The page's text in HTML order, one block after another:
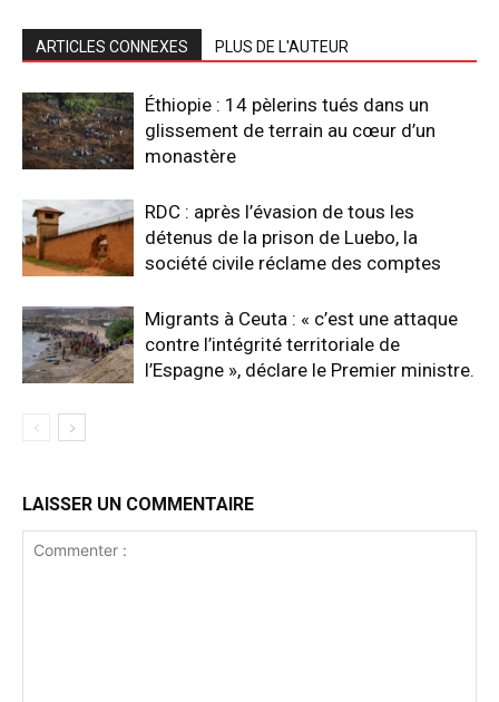
ARTICLES CONNEXES PLUS DE L'AUTEUR
Éthiopie : 14 pèlerins tués dans un
glissement de terrain au cœur d’un
monastère
RDC : après l’évasion de tous les
détenus de la prison de Luebo, la
société civile réclame des comptes
Migrants à Ceuta : « c’est une attaque
contre l’intégrité territoriale de
l’Espagne », déclare le Premier ministre.
LAISSER UN COMMENTAIRE